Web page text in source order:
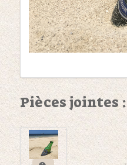
Pièces jointes :